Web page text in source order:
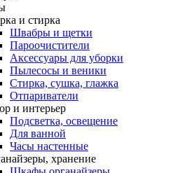
и стирка
Швабры и щетки
Пароочистители
Аксессуары для уборки
Пылесосы и веники
Стирка, сушка, глажка
Отпариватели
и интерьер
Подсветка, освещение
Для ванной
Часы настенные
хранение